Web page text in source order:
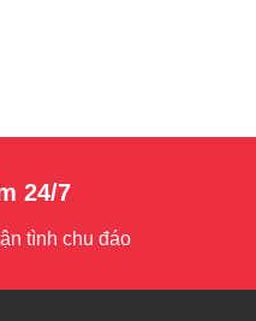
24/7
tình chu đáo